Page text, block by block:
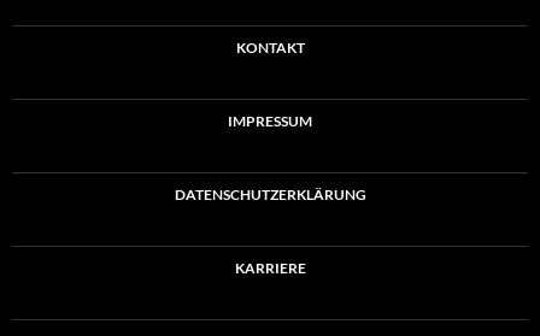
KONTAKT
IMPRESSUM
DATENSCHUTZERKLÄRUNG
KARRIERE